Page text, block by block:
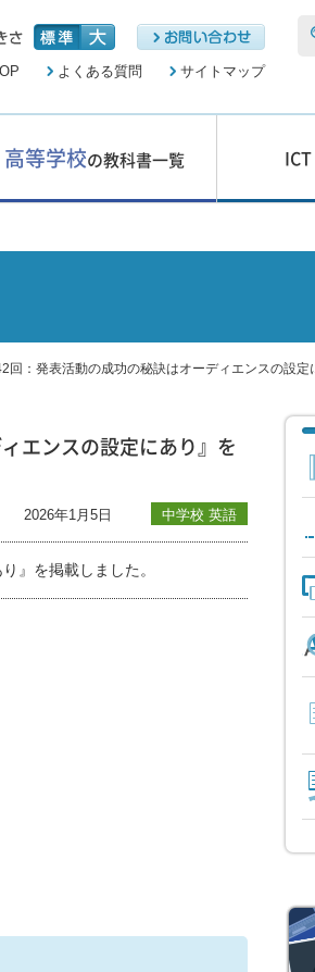
よくある質問 サイトマップ
高等学校の教科書一覧 ICT
回：発表活動の成功の秘訣はオーディエンスの設定
エンスの設定にあり』を
2026年1月5日 中学校 英語
』を掲載しました。